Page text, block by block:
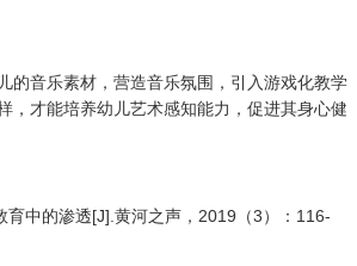
的音乐素材，营造音乐氛围，引入游戏化教学
，才能培养幼儿艺术感知能力，促进其身心健
中的渗透[J].黄河之声，2019（3）：116-